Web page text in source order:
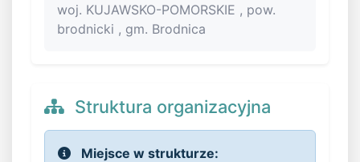
woj. KUJAWSKO-POMORSKIE , pow.
brodnicki , gm. Brodnica
Struktura organizacyjna
Miejsce w strukturze: